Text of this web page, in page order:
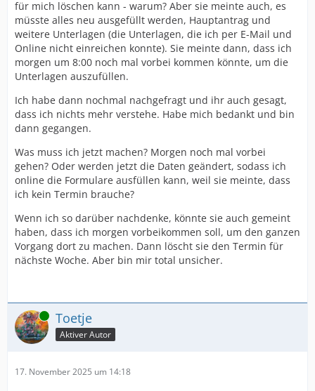
für mich löschen kann - warum? Aber sie meinte auch, es
müsste alles neu ausgefüllt werden, Hauptantrag und
weitere Unterlagen (die Unterlagen, die ich per E-Mail und
Online nicht einreichen konnte). Sie meinte dann, dass ich
morgen um 8:00 noch mal vorbei kommen könnte, um die
Unterlagen auszufüllen.
Ich habe dann nochmal nachgefragt und ihr auch gesagt,
dass ich nichts mehr verstehe. Habe mich bedankt und bin
dann gegangen.
Was muss ich jetzt machen? Morgen noch mal vorbei
gehen? Oder werden jetzt die Daten geändert, sodass ich
online die Formulare ausfüllen kann, weil sie meinte, dass
ich kein Termin brauche?
Wenn ich so darüber nachdenke, könnte sie auch gemeint
haben, dass ich morgen vorbeikommen soll, um den ganzen
Vorgang dort zu machen. Dann löscht sie den Termin für
nächste Woche. Aber bin mir total unsicher.
Online Toetje
Aktiver Autor
17. November 2025 um 14:18